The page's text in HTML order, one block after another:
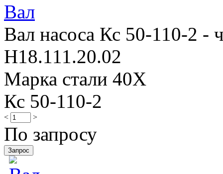
Вал
Вал насоса Кс 50-110-2 -
Н18.111.20.02
Марка стали 40Х
Кс 50-110-2
< >
По запросу